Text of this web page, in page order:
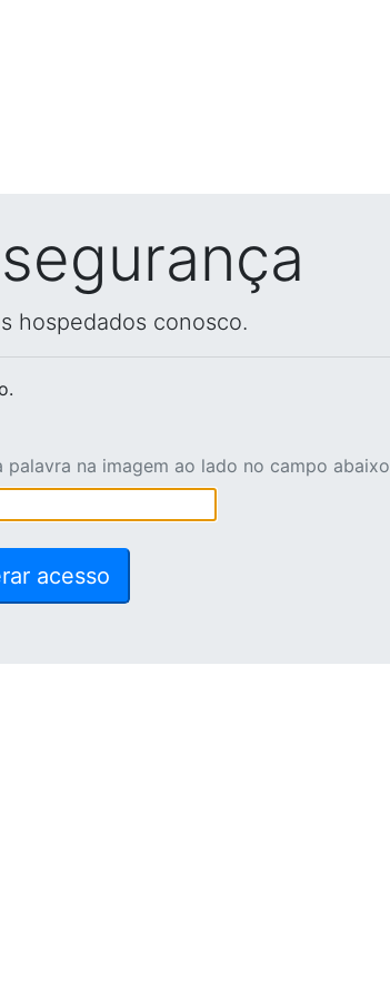
hospedados conosco.
palavra na imagem ao lado no campo abaixo